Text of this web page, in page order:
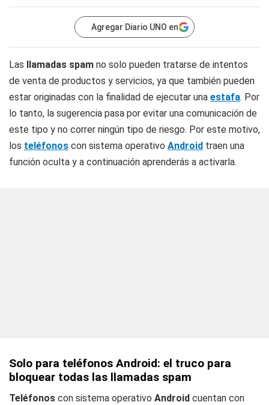
Agregar Diario UNO en
Las llamadas spam no solo pueden tratarse de intentos
de venta de productos y servicios, ya que también pueden
estar originadas con la finalidad de ejecutar una estafa. Por
lo tanto, la sugerencia pasa por evitar una comunicación de
este tipo y no correr ningún tipo de riesgo. Por este motivo,
los teléfonos con sistema operativo Android traen una
función oculta y a continuación aprenderás a activarla.
Solo para teléfonos Android: el truco para
bloquear todas las llamadas spam
Teléfonos con sistema operativo Android cuentan con